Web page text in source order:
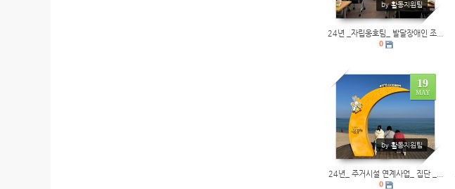
by 활동지원팀
24년 _자립옹호팀_ 발달장애인 조...
0
19
MAY
by 활동지원팀
0
24년_ 주거시설 연계사업_ 집단 _...
0